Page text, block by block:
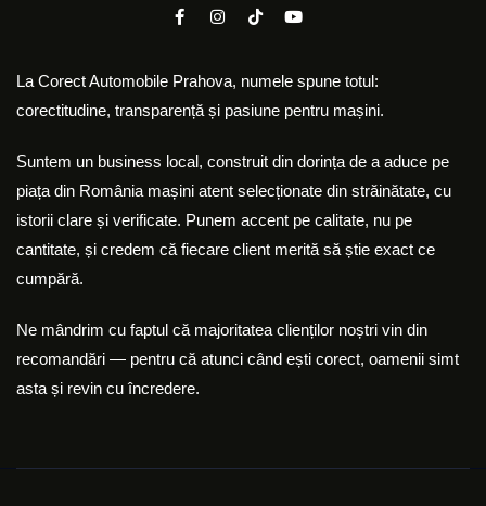
La Corect Automobile Prahova, numele spune totul:
corectitudine, transparență și pasiune pentru mașini.
Suntem un business local, construit din dorința de a aduce pe
piața din România mașini atent selecționate din străinătate, cu
istorii clare și verificate. Punem accent pe calitate, nu pe
cantitate, și credem că fiecare client merită să știe exact ce
cumpără.
Ne mândrim cu faptul că majoritatea clienților noștri vin din
recomandări — pentru că atunci când ești corect, oamenii simt
asta și revin cu încredere.